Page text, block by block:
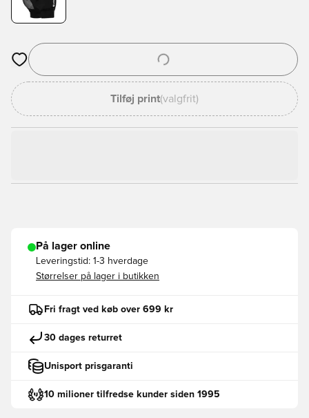
Åbner en Modal til at logge ind eller tilmelde dig som medlem
Tilføj print(valgfrit)
På lager online
Leveringstid: 1-3 hverdage
Størrelser på lager i butikken
Fri fragt ved køb over 699 kr
30 dages returret
Unisport prisgaranti
10 milioner tilfredse kunder siden 1995